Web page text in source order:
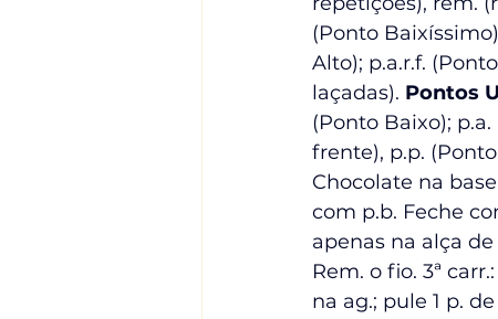
(Ponto
Alto); p.a.r.f.
laçadas). Pontos
(Ponto Baixo);
frente), p.p.
Chocolate na
com p.b. Feche
apenas na alça
Rem. o fio. 3ª
na ag.; pule 1 p.